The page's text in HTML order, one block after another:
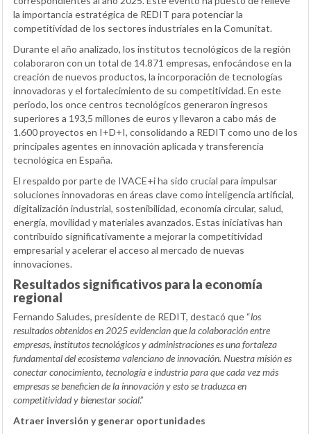
la importancia estratégica de REDIT para potenciar la
competitividad de los sectores industriales en la Comunitat.
Durante el año analizado, los institutos tecnológicos de la región
colaboraron con un total de 14.871 empresas, enfocándose en la
creación de nuevos productos, la incorporación de tecnologías
innovadoras y el fortalecimiento de su competitividad. En este
periodo, los once centros tecnológicos generaron ingresos
superiores a 193,5 millones de euros y llevaron a cabo más de
1.600 proyectos en I+D+I, consolidando a REDIT como uno de los
principales agentes en innovación aplicada y transferencia
tecnológica en España.
El respaldo por parte de IVACE+i ha sido crucial para impulsar
soluciones innovadoras en áreas clave como inteligencia artificial,
digitalización industrial, sostenibilidad, economía circular, salud,
energía, movilidad y materiales avanzados. Estas iniciativas han
contribuido significativamente a mejorar la competitividad
empresarial y acelerar el acceso al mercado de nuevas
innovaciones.
Resultados significativos para la economía
regional
Fernando Saludes, presidente de REDIT, destacó que “los
resultados obtenidos en 2025 evidencian que la colaboración entre
empresas, institutos tecnológicos y administraciones es una fortaleza
fundamental del ecosistema valenciano de innovación. Nuestra misión es
conectar conocimiento, tecnología e industria para que cada vez más
empresas se beneficien de la innovación y esto se traduzca en
competitividad y bienestar social.”
Atraer inversión y generar oportunidades